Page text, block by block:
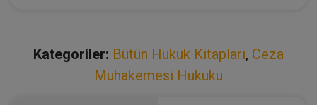
Kategoriler: Bütün Hukuk Kitapları, Ceza
Muhakemesi Hukuku